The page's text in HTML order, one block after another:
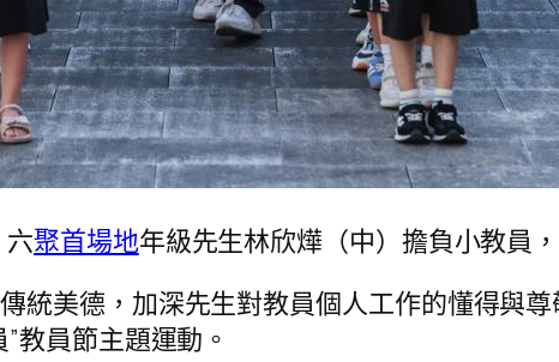
聚首場地年級先生林欣燁（中）擔負小教員
統美德，加深先生對教員個人工作的懂得與
教員節主題運動。